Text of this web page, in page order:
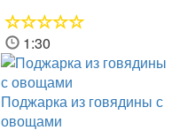
1:30
Поджарка из говядины с
овощами